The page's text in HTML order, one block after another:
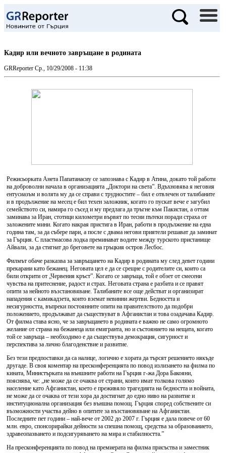
Кадир или вечното завръщане в родината
GRReporter Ср., 10/29/2008 - 11:38
Режисьорката Анета Папатанасиу се запознава с Кадир в Атина, докато той работи
на доброволни начала в организацията „Доктори на света”. Вдъхновява я неговия
ентусиазъм и волята му да се справи с трудностите – бил е отвлечен от талибаните
и в продължение на месец е бил техен заложник, когато го пускат вече е загубил
семейството си, намира го съсед и му предлага да тръгне към Пакистан, а оттам
заминава за Иран, стотици километри вървят по тесни пътеки поради страха от
заложените мини. Когато накрая пристига в Иран, работи в продължение на една
година там, за да събере пари, а после с двама негови приятели решават да заминат
за Гърция. С пластмасова лодка преминават водите между турското пристанище
Айвали, за да стигнат до бреговете на гръцкия остров Лесбос.
Филмът обаче разказва за завръщането на Кадир в родината му след девет години
прекарани като бежанец. Неговата цел е да се срещне с родителите си, които са
били открити от „Червения кръст”. Когато се завръща, той е обзет от смесени
чувства на притеснение, радост и страх. Неговата страна е разбита и се правят
опити за нейното възстановяване. Талибаните все още действат и организират
нападения с камикадзета, които вземат невинни жертви. Бедността и
несигурността, въпреки постоянните опити на правителството да подобри
положението, продължават да съществуват в Афганистан и това озадачава Кадир.
От филма става ясно, че за завръщането в родината е важно не само огромното
желание от страна на бежанеца или емигранта, но и състоянието на нещата, когато
той се завръща – необходимо е да съществува демокрация, сигурност и
перспектива за лично благоденствие и развитие.
Без тези предпоставки да са налице, логично е хората да търсят решението някъде
другаде. В своя коментар на пресконференцията по повод излизането на филма по
кината, Министърката на външните работи на Гърция г-жа Дора Бакояни,
пояснява, че: „не може да се очаква от страни, които имат толкова голямо
население като Афганистан, което е преживяло трагедията на бедността и войната,
не може да се очаква от тези хора да достигнат до едно ниво на развитие и
институционална организация без външна помощ. Гърция според собствените си
възможности участва дейно в опитите за възстановяване на Афганистан.
Последните пет години – най-вече от 2002 до 2007 г. Гърция е дала повече от 60
млн. евро, спонсорирайки дейности за спешна помощ, средства за образованието,
здравеопазването и подсигуряването на мира и стабилността.”
На пресконференцията по повод на премиерата на филма присъства и заместник